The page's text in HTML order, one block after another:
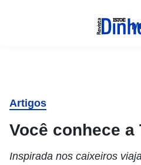
Artigos
Você conhece a
Inspirada nos caixeiros